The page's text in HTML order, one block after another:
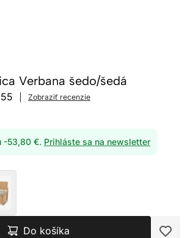
Verbana šedo/šedá
Zobraziť recenzie
-53,80 €. Prihláste sa na newsletter
Do košíka